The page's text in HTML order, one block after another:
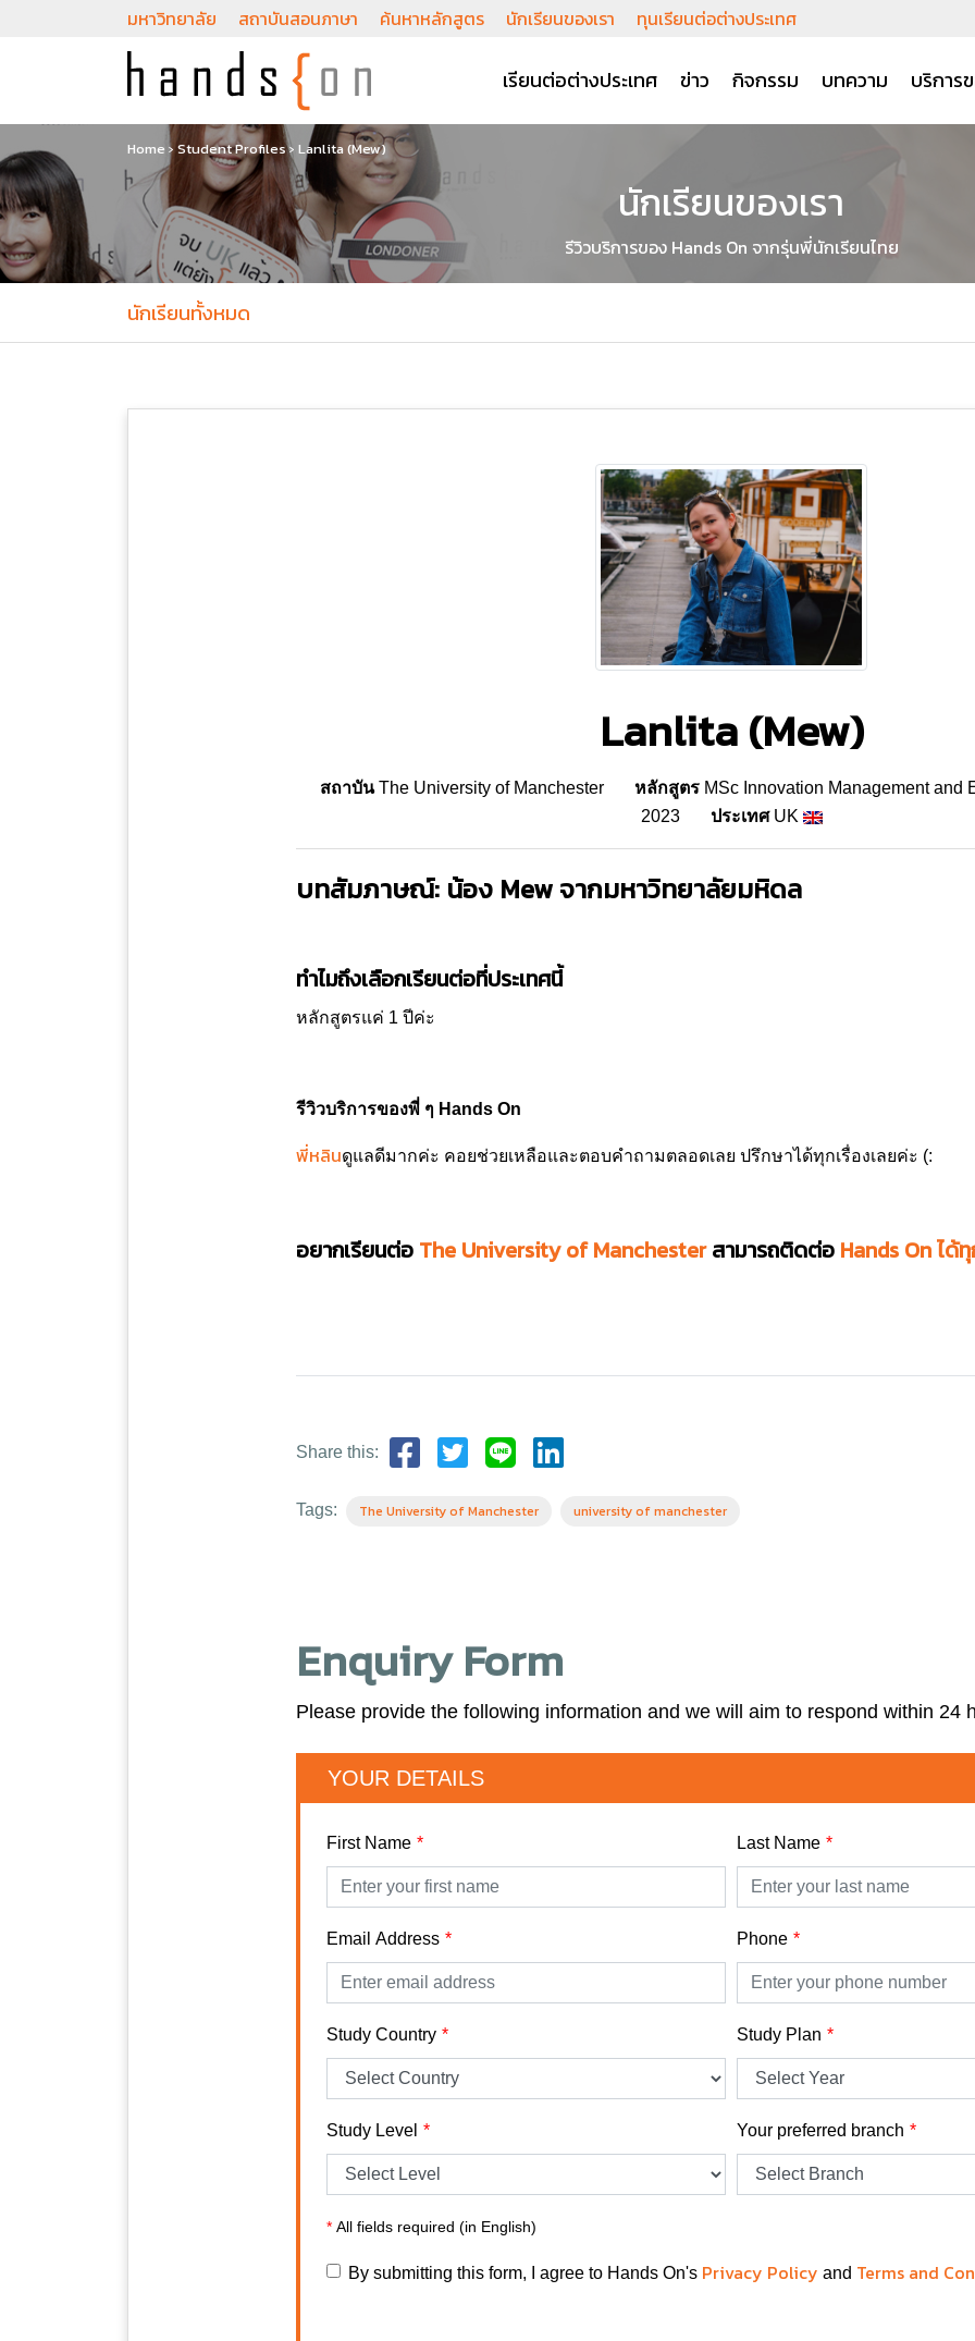
มหาวิทยาลัย สถาบันสอนภาษา ค้นหาหลักสูตร นักเรียนของเรา ทุนเรียนต่อต่างประเทศ
เรียนต่อต่างประเทศ ข่าว กิจกรรม บทความ บริการ
Home ›Student Profiles› Lanlita (Mew)
นักเรียนของเรา
รีวิวบริการของ Hands On จากรุ่นพี่นักเรียนไทย
นักเรียนทั้งหมด
Lanlita (Mew)
สถาบันThe University of Manchester หลักสูตร MSc Innovation Management and
2023
ประเทศUK
บทสัมภาษณ์: น้อง Mew จากมหาวิทยาลัยมหิดล
ทำไมถึงเลือกเรียนต่อที่ประเทศนี้
หลักสูตรแค่ 1 ปีค่ะ
รีวิวบริการของพี่ ๆ Hands On
พี่หลินดูแลดีมากค่ะ คอยช่วยเหลือและตอบคำถามตลอดเลย ปรึกษาได้ทุกเรื่องเลยค่ะ (:
อยากเรียนต่อ The University of Manchester สามารถติดต่อ Hands On ได้
Share this:
Tags: The University of Manchester university of manchester
Enquiry Form
Please provide the following information and we will aim to respond within 24
YOUR DETAILS
First Name Last Name
Email Address Phone
Study Country Study Plan
Study Level Your preferred branch
* All fields required (in English)
By submitting this form, I agree to Hands On's Privacy Policy and Terms and